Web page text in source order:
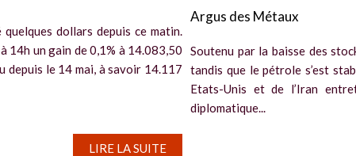
dollars depuis ce matin.
14h un gain de 0,1% à 14.083,50
le 14 mai, à savoir 14.117
LIRE LA SUITE
Argus des Métaux
Soutenu par la baisse des
tandis que le pétrole s’est
Etats-Unis et de l’Iran
diplomatique...